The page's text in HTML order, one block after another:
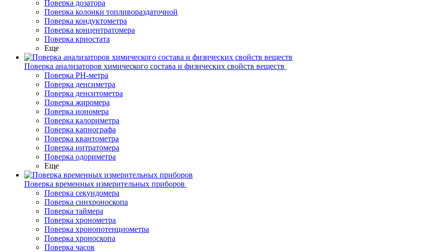
Поверка дозатора
Поверка колонки топливораздаточной
Поверка кондуктометра
Поверка концентратомера
Поверка криостата
Еще
Поверка анализаторов химического состава и физических свойств веществ
Поверка PH-метра
Поверка денсиметра
Поверка денситометра
Поверка жиромера
Поверка иономера
Поверка калориметра
Поверка капнографа
Поверка квантометра
Поверка нитратомера
Поверка одориметра
Еще
Поверка временных измерительных приборов
Поверка секундомера
Поверка синхроноскопа
Поверка таймера
Поверка хронометра
Поверка хронопотенциометра
Поверка хроноскопа
Поверка часов